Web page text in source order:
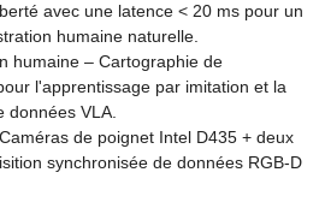
avec une latence < 20 ms pour un
humaine naturelle.
humaine – Cartographie de
l'apprentissage par imitation et la
données VLA.
de poignet Intel D435 + deux
synchronisée de données RGB-D